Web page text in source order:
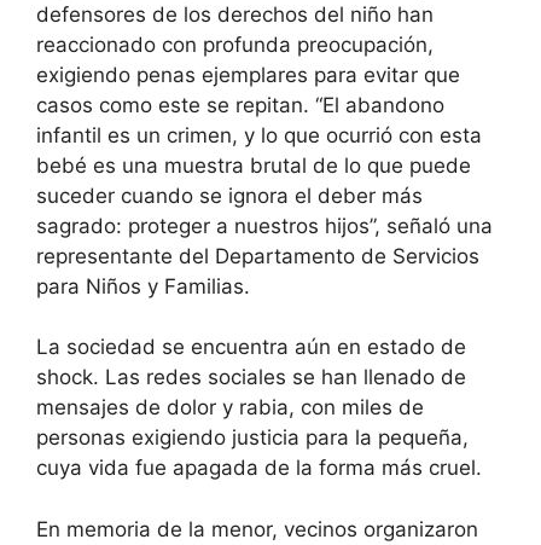
defensores de los derechos del niño han
reaccionado con profunda preocupación,
exigiendo penas ejemplares para evitar que
casos como este se repitan. “El abandono
infantil es un crimen, y lo que ocurrió con esta
bebé es una muestra brutal de lo que puede
suceder cuando se ignora el deber más
sagrado: proteger a nuestros hijos”, señaló una
representante del Departamento de Servicios
para Niños y Familias.
La sociedad se encuentra aún en estado de
shock. Las redes sociales se han llenado de
mensajes de dolor y rabia, con miles de
personas exigiendo justicia para la pequeña,
cuya vida fue apagada de la forma más cruel.
En memoria de la menor, vecinos organizaron